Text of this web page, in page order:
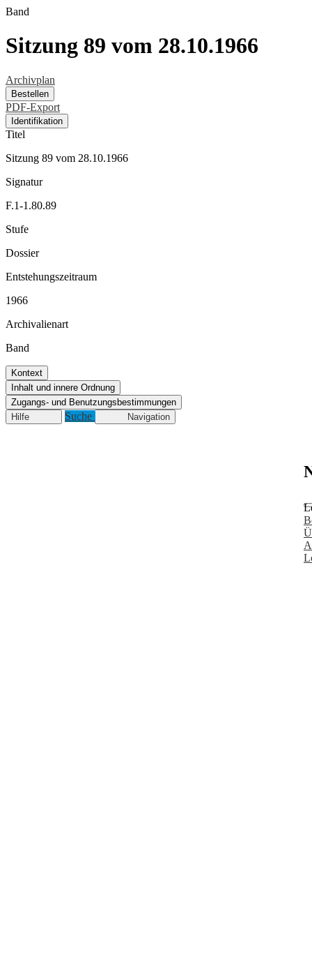
Band
Sitzung 89 vom 28.10.1966
Archivplan
Bestellen
PDF-Export
Identifikation
Titel
Sitzung 89 vom 28.10.1966
Signatur
F.1-1.80.89
Stufe
Dossier
Entstehungszeitraum
1966
Archivalienart
Band
Kontext
Inhalt und innere Ordnung
Zugangs- und Benutzungsbestimmungen
Hilfe
Suche Navigation